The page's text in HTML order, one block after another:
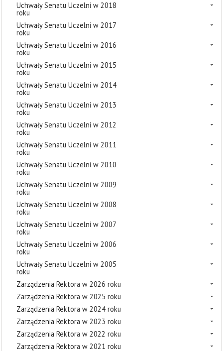
Uchwały Senatu Uczelni w 2018
roku
Uchwały Senatu Uczelni w 2017
roku
Uchwały Senatu Uczelni w 2016
roku
Uchwały Senatu Uczelni w 2015
roku
Uchwały Senatu Uczelni w 2014
roku
Uchwały Senatu Uczelni w 2013
roku
Uchwały Senatu Uczelni w 2012
roku
Uchwały Senatu Uczelni w 2011
roku
Uchwały Senatu Uczelni w 2010
roku
Uchwały Senatu Uczelni w 2009
roku
Uchwały Senatu Uczelni w 2008
roku
Uchwały Senatu Uczelni w 2007
roku
Uchwały Senatu Uczelni w 2006
roku
Uchwały Senatu Uczelni w 2005
roku
Zarządzenia Rektora w 2026 roku
Zarządzenia Rektora w 2025 roku
Zarządzenia Rektora w 2024 roku
Zarządzenia Rektora w 2023 roku
Zarządzenia Rektora w 2022 roku
Zarządzenia Rektora w 2021 roku